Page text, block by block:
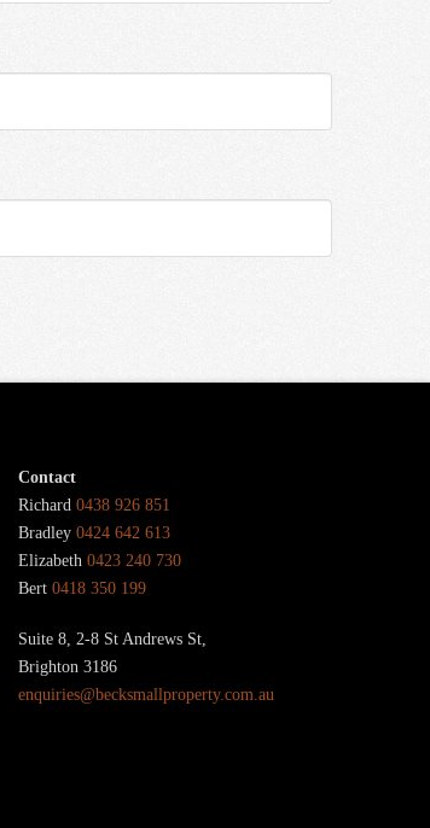
Contact
Richard0438 926 851
Bradley0424 642 613
Elizabeth0423 240 730
Bert0418 350 199
Suite 8, 2-8 St Andrews St,
Brighton 3186
enquiries@becksmallproperty.com.au